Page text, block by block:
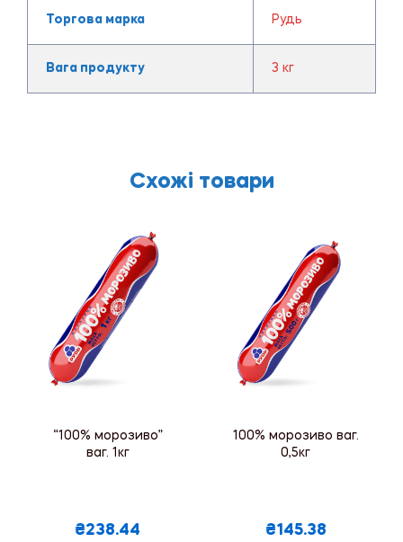
Торгова марка Рудь
Вага продукту 3 кг
Схожі товари
“100% морозиво”
ваг. 1кг
₴238.44
100% морозиво ваг.
0,5кг
₴145.38